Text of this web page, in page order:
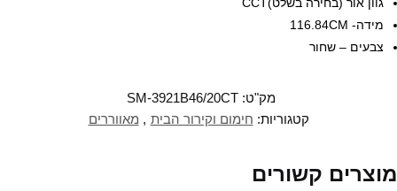
גוון אור (בחירה בשלט)CCT
מידה- 116.84CM
צבעים – שחור
מק"ט:SM-3921B46/20CT
קטגוריות: חימום וקירור הבית , מאווררים
מוצרים קשורים